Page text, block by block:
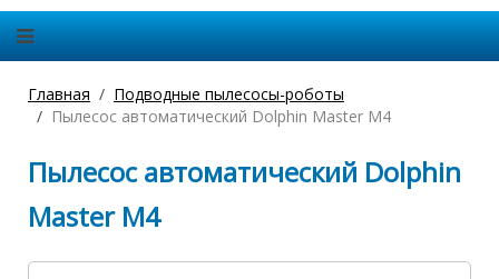
Главная
Подводные пылесосы-роботы
Пылесос автоматический Dolphin Master М4
Пылесос автоматический Dolphin
Master М4